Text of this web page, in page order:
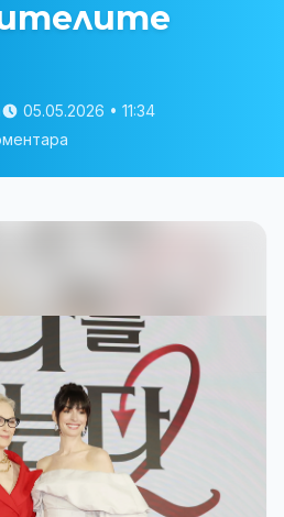
05.05.2026 • 11:34